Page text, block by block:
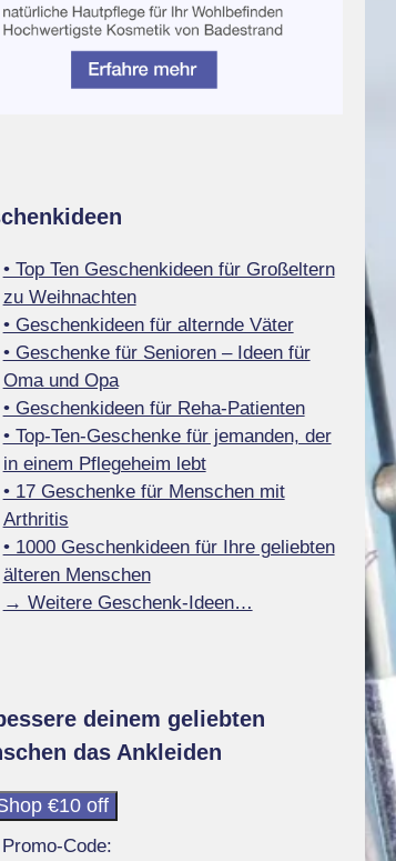
• Top Ten Geschenkideen für Großeltern
zu Weihnachten
• Geschenkideen für alternde Väter
• Geschenke für Senioren – Ideen für
Oma und Opa
• Geschenkideen für Reha-Patienten
• Top-Ten-Geschenke für jemanden, der
in einem Pflegeheim lebt
• 17 Geschenke für Menschen mit
Arthritis
• 1000 Geschenkideen für Ihre geliebten
älteren Menschen
→ Weitere Geschenk-Ideen…
deinem geliebten
das Ankleiden
€10 off
Code: